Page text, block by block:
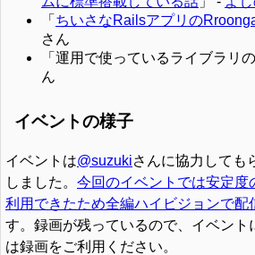
「 ちいさなRailsアプリの
さん
「運用で使っているライブラリ
ん
イベントの様子
イベントは@suzukiさんに協力しても
しました。 今回のイベントでは安定度
利用できたため全編ハイビジョンで配
す。録画が残っているので、イベント
は録画をご利用ください。